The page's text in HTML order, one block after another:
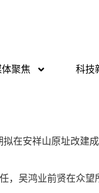
聚焦 科技
在安祥山原址改建
，吴鸿业前贤在众